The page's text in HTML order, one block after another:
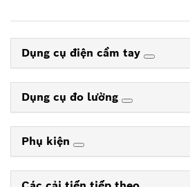
Dụng cụ điện cầm tay
Dụng cụ đo lường
Phụ kiện